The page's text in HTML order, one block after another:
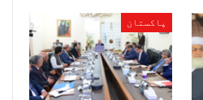
پاکستان